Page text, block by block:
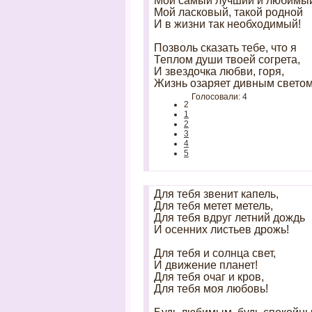
Мой ласковый, такой родной
И в жизни так необходимый!
Позволь сказать тебе, что я
Теплом души твоей согрета,
И звездочка любви, горя,
Жизнь озаряет дивным
2
1
2
3
4
5
Голосовали: 4
Для тебя звенит капель,
Для тебя метет метель,
Для тебя вдруг летний дождь
И осенних листьев дрожь!
Для тебя и солнца свет,
И движение планет!
Для тебя очаг и кров,
Для тебя моя любовь!